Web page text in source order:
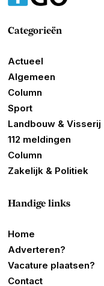
Categorieën
Actueel
Algemeen
Column
Sport
Landbouw & Visserij
112 meldingen
Column
Zakelijk & Politiek
Handige links
Home
Adverteren?
Vacature plaatsen?
Contact